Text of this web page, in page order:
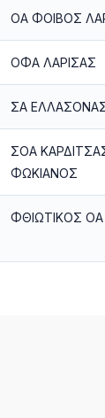
ΟΑ ΦΟΙΒΟΣ
ΟΦΑ ΛΑΡΙΣΑΣ
ΣΑ
ΣΟΑ
ΦΩΚΙΑΝΟΣ
ΦΘΙΩΤΙΚΟΣ ΟΑ